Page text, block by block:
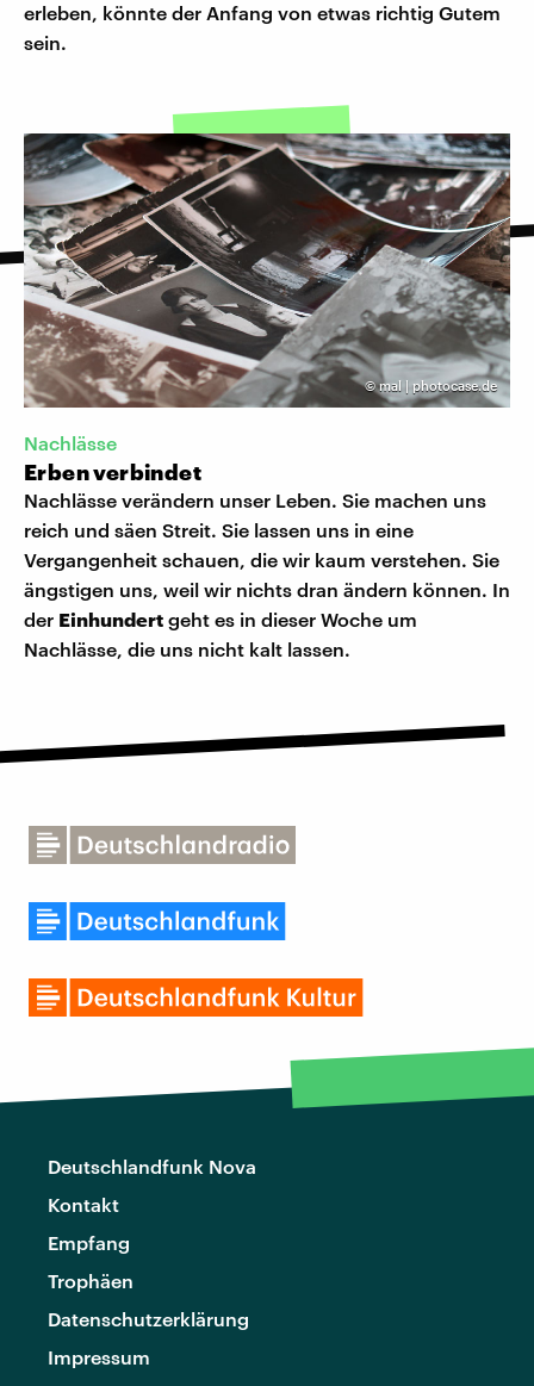
erleben, könnte der Anfang von etwas richtig Gutem
sein.
©mal | photocase.de
Nachlässe
Erben verbindet
Nachlässe verändern unser Leben. Sie machen uns
reich und säen Streit. Sie lassen uns in eine
Vergangenheit schauen, die wir kaum verstehen. Sie
ängstigen uns, weil wir nichts dran ändern können. In
der Einhundert geht es in dieser Woche um
Nachlässe, die uns nicht kalt lassen.
Deutschlandfunk Nova
Kontakt
Empfang
Trophäen
Datenschutzerklärung
Impressum